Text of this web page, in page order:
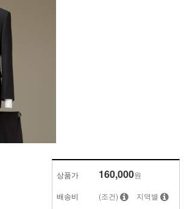
상품가 160,000원
배송비 (조건)
지역별